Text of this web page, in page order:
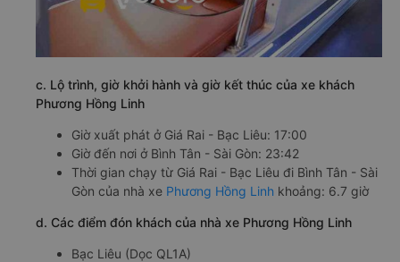
c. Lộ trình, giờ khởi hành và giờ kết thúc của xe khách
Phương Hồng Linh
Giờ xuất phát ở Giá Rai - Bạc Liêu: 17:00
Giờ đến nơi ở Bình Tân - Sài Gòn: 23:42
Thời gian chạy từ Giá Rai - Bạc Liêu đi Bình Tân - Sài
Gòn của nhà xe Phương Hồng Linh khoảng: 6.7 giờ
d. Các điểm đón khách của nhà xe Phương Hồng Linh
Bạc Liêu (Dọc QL1A)